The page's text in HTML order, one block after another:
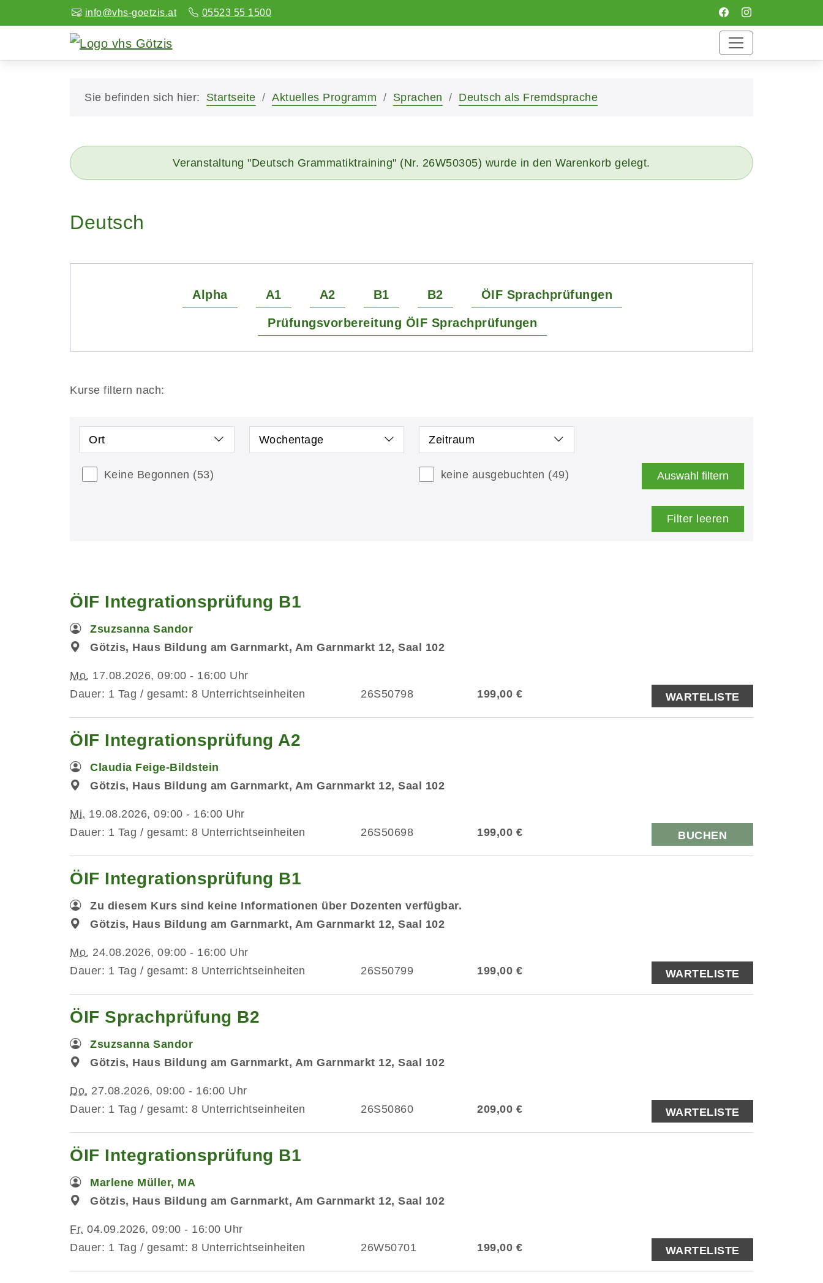
info@vhs-goetzis.at 05523 55 1500
Sie befinden sich hier: Startseite Aktuelles Programm Sprachen Deutsch als Fremdsprache
Veranstaltung "Deutsch Grammatiktraining" (Nr. 26W50305) wurde in den Warenkorb gelegt.
Deutsch
Alpha A1 A2 B1 B2 ÖIF Sprachprüfungen
Prüfungsvorbereitung ÖIF Sprachprüfungen
Kurse filtern nach:
Ort Wochentage Zeitraum
Keine Begonnen (53) keine ausgebuchten (49) Auswahl filtern
Filter leeren
ÖIF Integrationsprüfung B1
Zsuzsanna Sandor
Götzis, Haus Bildung am Garnmarkt, Am Garnmarkt 12, Saal 102
Mo. 17.08.2026, 09:00 - 16:00 Uhr
Dauer: 1 Tag / gesamt: 8 Unterrichtseinheiten
26S50798 199,00 € WARTELISTE
ÖIF Integrationsprüfung A2
Claudia Feige-Bildstein
Götzis, Haus Bildung am Garnmarkt, Am Garnmarkt 12, Saal 102
Mi. 19.08.2026, 09:00 - 16:00 Uhr
Dauer: 1 Tag / gesamt: 8 Unterrichtseinheiten
26S50698 199,00 € BUCHEN
ÖIF Integrationsprüfung B1
Zu diesem Kurs sind keine Informationen über Dozenten verfügbar.
Götzis, Haus Bildung am Garnmarkt, Am Garnmarkt 12, Saal 102
Mo. 24.08.2026, 09:00 - 16:00 Uhr
Dauer: 1 Tag / gesamt: 8 Unterrichtseinheiten
26S50799 199,00 € WARTELISTE
ÖIF Sprachprüfung B2
Zsuzsanna Sandor
Götzis, Haus Bildung am Garnmarkt, Am Garnmarkt 12, Saal 102
Do. 27.08.2026, 09:00 - 16:00 Uhr
Dauer: 1 Tag / gesamt: 8 Unterrichtseinheiten
26S50860 209,00 € WARTELISTE
ÖIF Integrationsprüfung B1
Marlene Müller, MA
Götzis, Haus Bildung am Garnmarkt, Am Garnmarkt 12, Saal 102
Fr. 04.09.2026, 09:00 - 16:00 Uhr
Dauer: 1 Tag / gesamt: 8 Unterrichtseinheiten
26W50701 199,00 € WARTELISTE